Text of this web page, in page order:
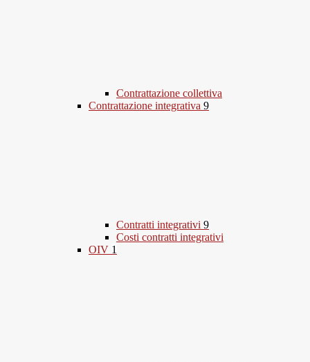
Contrattazione collettiva
Contrattazione integrativa 9
Contratti integrativi 9
Costi contratti integrativi
OIV 1